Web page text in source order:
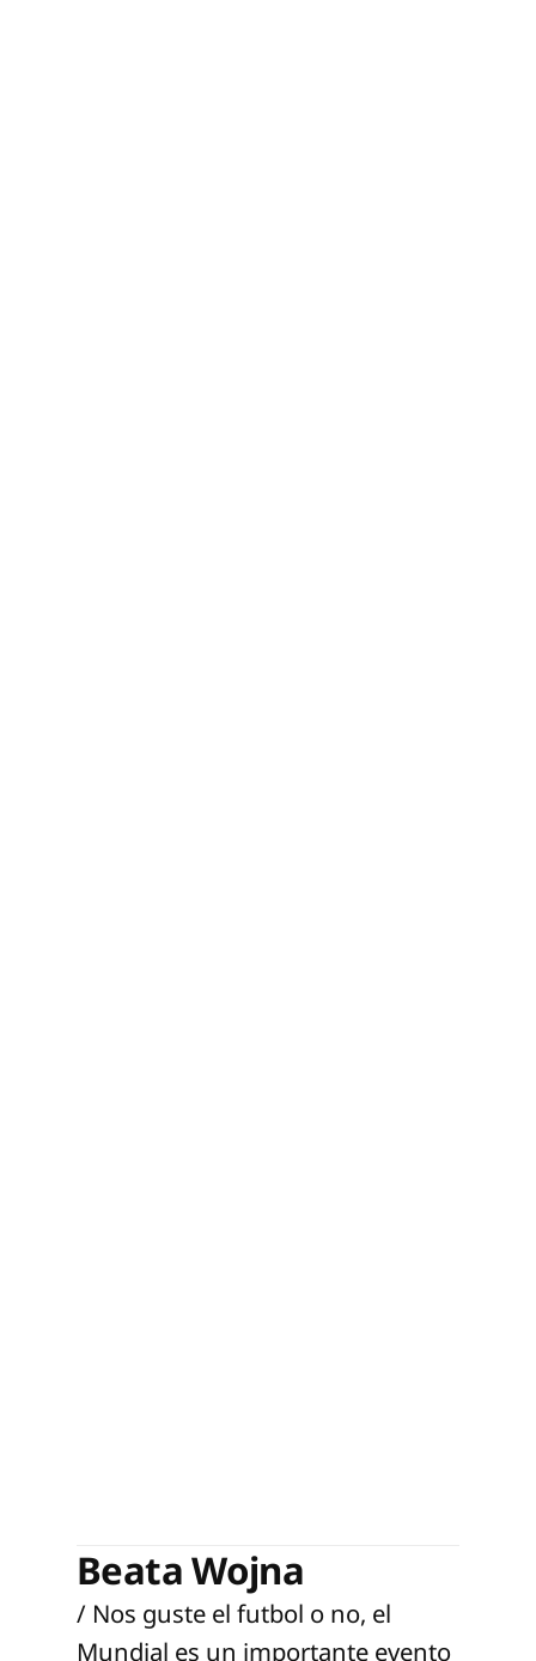
Beata Wojna
/ Nos guste el futbol o no, el
Mundial es un importante evento